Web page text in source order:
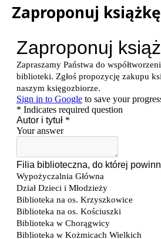
Zaproponuj książkę
Treść